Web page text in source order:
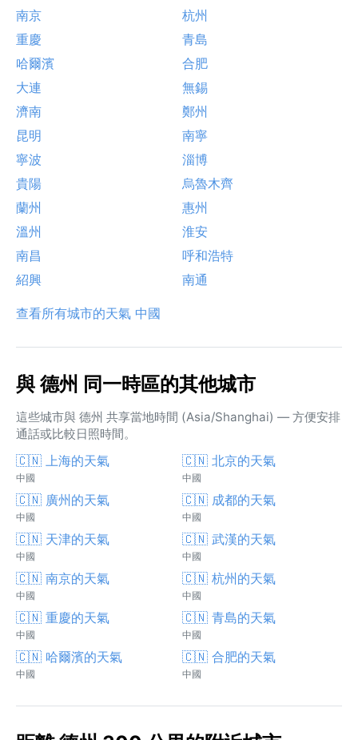
南京
杭州
重慶
青島
哈爾濱
合肥
大連
無錫
濟南
鄭州
昆明
南寧
寧波
淄博
貴陽
烏魯木齊
蘭州
惠州
溫州
淮安
南昌
呼和浩特
紹興
南通
查看所有城市的天氣 中國
與 德州 同一時區的其他城市
這些城市與 德州 共享當地時間 (Asia/Shanghai) — 方便安排
通話或比較日照時間。
🇨🇳 上海的天氣
中國
🇨🇳 北京的天氣
中國
🇨🇳 廣州的天氣
中國
🇨🇳 成都的天氣
中國
🇨🇳 天津的天氣
中國
🇨🇳 武漢的天氣
中國
🇨🇳 南京的天氣
中國
🇨🇳 杭州的天氣
中國
🇨🇳 重慶的天氣
中國
🇨🇳 青島的天氣
中國
🇨🇳 哈爾濱的天氣
中國
🇨🇳 合肥的天氣
中國